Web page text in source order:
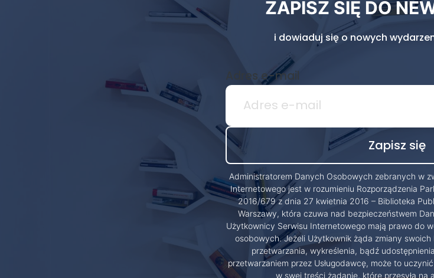
biblioteki
ZAPISZ SIĘ DO
i dowiaduj się o nowych
Adres e-mail
Administratorem Danych Osobowych zebranych w
Internetowego jest w rozumieniu Rozporządzenia
2016/679 z dnia 27 kwietnia 2016 – Biblioteka
Warszawy, która czuwa nad bezpieczeństwem
Użytkownicy Serwisu Internetowego mają prawo do
osobowych. Jeżeli Użytkownik żąda zmiany
przetwarzania, wykreślenia, bądź
przetwarzaniem przez Usługodawcę, może to
w swej treści żądanie, które przesyła na